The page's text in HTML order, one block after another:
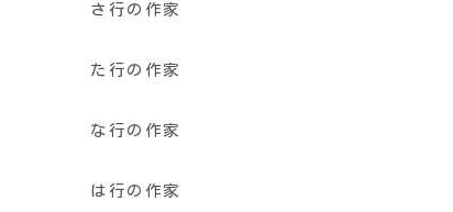
さ行の作家
た行の作家
な行の作家
は行の作家